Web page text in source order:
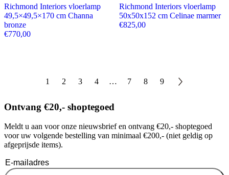
Richmond Interiors vloerlamp
49,5×49,5×170 cm Channa
bronze
€770,00
Richmond Interiors vloerlamp
50x50x152 cm Celinae marmer
€825,00
1 2 3 4 … 7 8 9
Ontvang €20,- shoptegoed
Meldt u aan voor onze nieuwsbrief en ontvang €20,- shoptegoed
voor uw volgende bestelling van minimaal €200,- (niet geldig op
afgeprijsde items).